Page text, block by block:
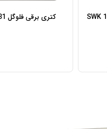
کتری برقی فلوگل EK762-6181